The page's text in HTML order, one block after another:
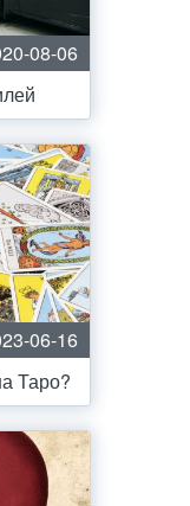
08-06
06-16
Таро?